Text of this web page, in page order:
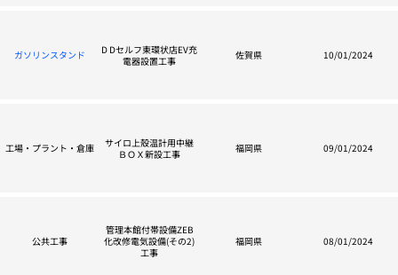
ガソリンスタンド
D Dセルフ東環状店EV充
電器設置工事
佐賀県 10/01/2024
工場・プラント・倉庫
サイロ上殼温計用中継
ＢＯＸ新設工事
福岡県 09/01/2024
公共工事
管理本館付帯設備ZEB
化改修電気設備(その2)
工事
福岡県 08/01/2024